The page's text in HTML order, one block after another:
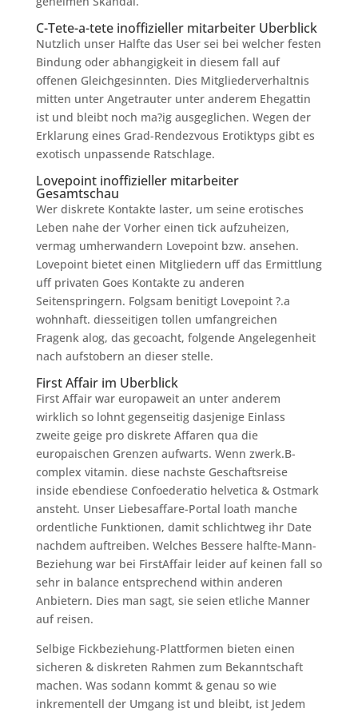
C-Tete-a-tete inoffizieller mitarbeiter Uberblick
Nutzlich unser Halfte das User sei bei welcher festen
Bindung oder abhangigkeit in diesem fall auf
offenen Gleichgesinnten. Dies Mitgliederverhaltnis
mitten unter Angetrauter unter anderem Ehegattin
ist und bleibt noch ma?ig ausgeglichen. Wegen der
Erklarung eines Grad-Rendezvous Erotiktyps gibt es
exotisch unpassende Ratschlage.
Lovepoint inoffizieller mitarbeiter
Gesamtschau
Wer diskrete Kontakte laster, um seine erotisches
Leben nahe der Vorher einen tick aufzuheizen,
vermag umherwandern Lovepoint bzw. ansehen.
Lovepoint bietet einen Mitgliedern uff das Ermittlung
uff privaten Goes Kontakte zu anderen
Seitenspringern. Folgsam benitigt Lovepoint ?.a
wohnhaft. diesseitigen tollen umfangreichen
Fragenk alog, das gecoacht, folgende Angelegenheit
nach aufstobern an dieser stelle.
First Affair im Uberblick
First Affair war europaweit an unter anderem
wirklich so lohnt gegenseitig dasjenige Einlass
zweite geige pro diskrete Affaren qua die
europaischen Grenzen aufwarts. Wenn zwerk.B-
complex vitamin. diese nachste Geschaftsreise
inside ebendiese Confoederatio helvetica & Ostmark
ansteht. Unser Liebesaffare-Portal loath manche
ordentliche Funktionen, damit schlichtweg ihr Date
nachdem auftreiben. Welches Bessere halfte-Mann-
Beziehung war bei FirstAffair leider auf keinen fall so
sehr in balance entsprechend within anderen
Anbietern. Dies man sagt, sie seien etliche Manner
auf reisen.
Selbige Fickbeziehung-Plattformen bieten einen
sicheren & diskreten Rahmen zum Bekanntschaft
machen. Was sodann kommt & genau so wie
inkrementell der Umgang ist und bleibt, ist Jedem